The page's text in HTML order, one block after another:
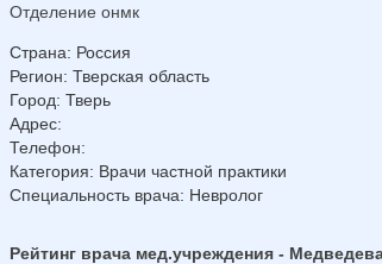
Отделение онмк
Страна: Россия
Регион: Тверская область
Город: Тверь
Адрес:
Телефон:
Категория: Врачи частной практики
Специальность врача: Невролог
Рейтинг врача мед.учреждения -